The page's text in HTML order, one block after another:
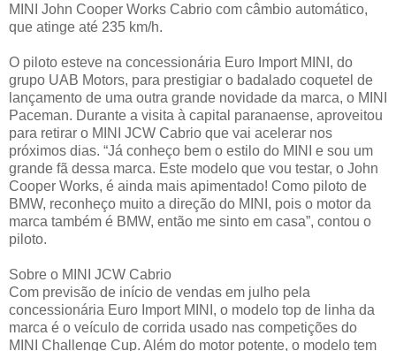
MINI John Cooper Works Cabrio com câmbio automático,
que atinge até 235 km/h.
O piloto esteve na concessionária Euro Import MINI, do
grupo UAB Motors, para prestigiar o badalado coquetel de
lançamento de uma outra grande novidade da marca, o MINI
Paceman. Durante a visita à capital paranaense, aproveitou
para retirar o MINI JCW Cabrio que vai acelerar nos
próximos dias. “Já conheço bem o estilo do MINI e sou um
grande fã dessa marca. Este modelo que vou testar, o John
Cooper Works, é ainda mais apimentado! Como piloto de
BMW, reconheço muito a direção do MINI, pois o motor da
marca também é BMW, então me sinto em casa”, contou o
piloto.
Sobre o MINI JCW Cabrio
Com previsão de início de vendas em julho pela
concessionária Euro Import MINI, o modelo top de linha da
marca é o veículo de corrida usado nas competições do
MINI Challenge Cup. Além do motor potente, o modelo tem